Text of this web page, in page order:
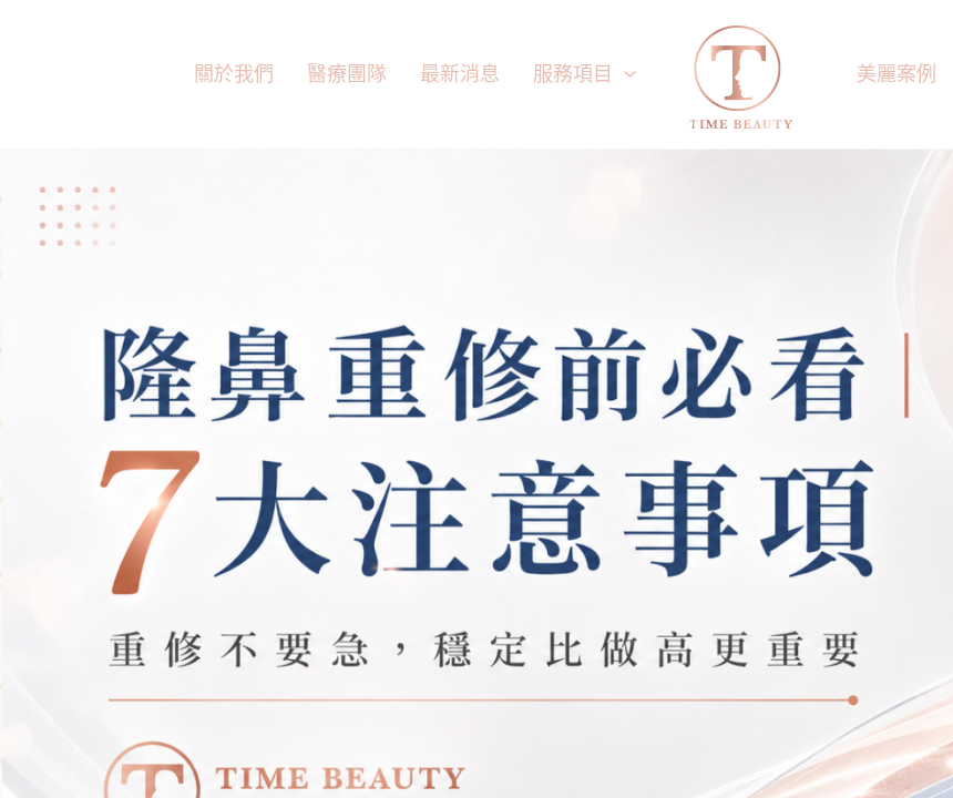
關於我們 醫療團隊 最新消息 服務項目 美麗案例